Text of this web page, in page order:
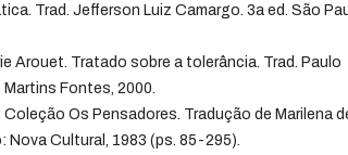
Trad. Jefferson Luiz Camargo. 3a ed. São
Arouet. Tratado sobre a tolerância. Trad. Paulo
Martins Fontes, 2000.
Coleção Os Pensadores. Tradução de Marilena
Nova Cultural, 1983 (ps. 85-295).